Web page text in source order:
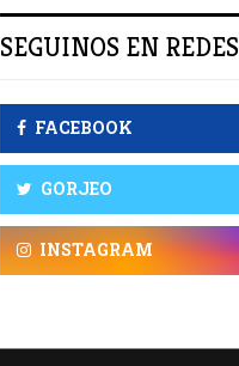
SEGUINOS EN
FACEBOOK
GORJEO
INSTAGRAM